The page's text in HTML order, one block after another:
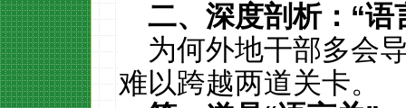
二、深度剖析： “语
为何外地干部多会
难以跨越两道关卡。